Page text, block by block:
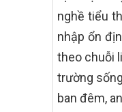
nghề tiểu
nhập ổn
theo chuỗi
trường
ban đêm,